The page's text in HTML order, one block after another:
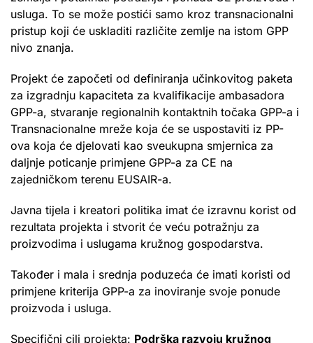
usluga. To se može postići samo kroz transnacionalni
pristup koji će uskladiti različite zemlje na istom GPP
nivo znanja.
Projekt će započeti od definiranja učinkovitog paketa
za izgradnju kapaciteta za kvalifikacije ambasadora
GPP-a, stvaranje regionalnih kontaktnih točaka GPP-a i
Transnacionalne mreže koja će se uspostaviti iz PP-
ova koja će djelovati kao sveukupna smjernica za
daljnje poticanje primjene GPP-a za CE na
zajedničkom terenu EUSAIR-a.
Javna tijela i kreatori politika imat će izravnu korist od
rezultata projekta i stvorit će veću potražnju za
proizvodima i uslugama kružnog gospodarstva.
Također i mala i srednja poduzeća će imati koristi od
primjene kriterija GPP-a za inoviranje svoje ponude
proizvoda i usluga.
Specifični cilj projekta: Podrška razvoju kružnog